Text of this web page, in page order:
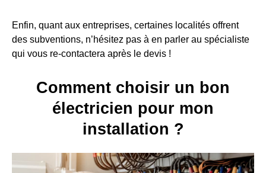
Enfin, quant aux entreprises, certaines localités offrent
des subventions, n’hésitez pas à en parler au spécialiste
qui vous re-contactera après le devis !
Comment choisir un bon
électricien pour mon
installation ?